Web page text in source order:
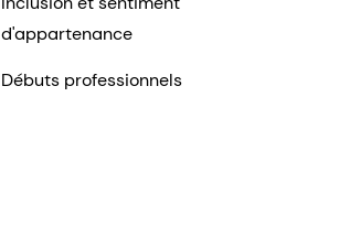
d'appartenance
Débuts professionnels